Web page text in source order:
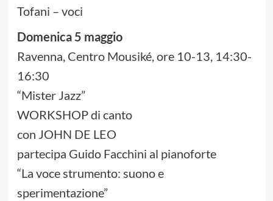
Tofani – voci
Domenica 5 maggio
Ravenna, Centro Mousiké, ore 10-13, 14:30-
16:30
“Mister Jazz”
WORKSHOP di canto
con JOHN DE LEO
partecipa Guido Facchini al pianoforte
“La voce strumento: suono e
sperimentazione”